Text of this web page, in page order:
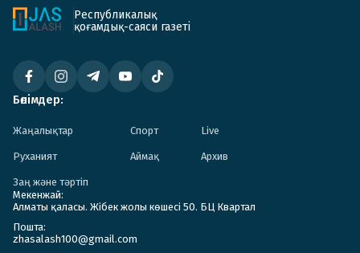
Республикалық
қоғамдық-саяси газеті
Бөлімдер:
Жаңалықтар Спорт Live
Руханият Аймақ Архив
Заң және тәртіп
Мекенжай:
Алматы қаласы. Жібек жолы көшесі 50. БЦ Квартал
Пошта:
zhasalash100@gmail.com